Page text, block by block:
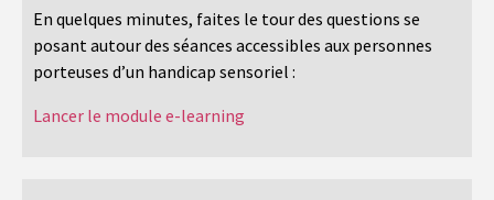
En quelques minutes, faites le tour des questions se
posant autour des séances accessibles aux personnes
porteuses d’un handicap sensoriel :
Lancer le module e-learning